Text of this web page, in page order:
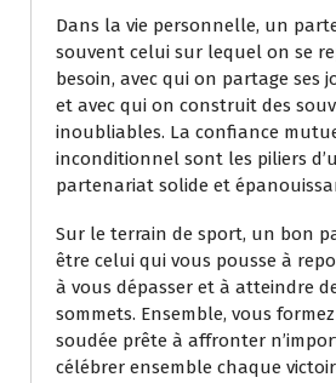
Dans la vie personnelle, un
souvent celui sur lequel on se
besoin, avec qui on partage ses
et avec qui on construit des
inoubliables. La confiance
inconditionnel sont les piliers
partenariat solide et
Sur le terrain de sport, un bon
être celui qui vous pousse à
à vous dépasser et à atteindre
sommets. Ensemble, vous
soudée prête à affronter
célébrer ensemble chaque